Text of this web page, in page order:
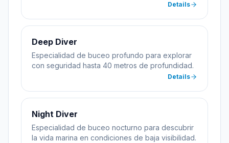
Details
Deep Diver
Especialidad de buceo profundo para explorar
con seguridad hasta 40 metros de profundidad.
Details
Night Diver
Especialidad de buceo nocturno para descubrir
la vida marina en condiciones de baja visibilidad.